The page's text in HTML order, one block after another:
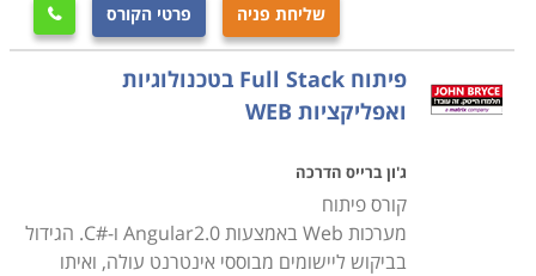
שליחת פניה פרטי הקורס 
פיתוח Full Stack בטכנולוגיות
ואפליקציות WEB
ג'ון ברייס הדרכה
קורס פיתוח
מערכות Web באמצעות Angular2.0 ו-#C. הגידול
בביקוש ליישומים מבוססי אינטרנט עולה, ואיתו